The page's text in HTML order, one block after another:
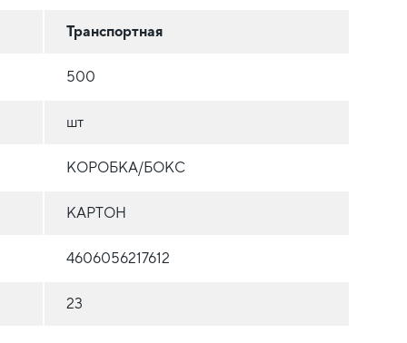
Транспортная
500
шт
КОРОБКА/БОКС
КАРТОН
4606056217612
23